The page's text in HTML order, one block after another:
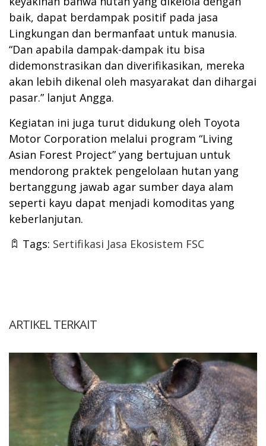
baik, dapat berdampak positif pada jasa
Lingkungan dan bermanfaat untuk manusia.
“Dan apabila dampak-dampak itu bisa
didemonstrasikan dan diverifikasikan, mereka
akan lebih dikenal oleh masyarakat dan dihargai
pasar.” lanjut Angga.
Kegiatan ini juga turut didukung oleh Toyota
Motor Corporation melalui program “Living
Asian Forest Project” yang bertujuan untuk
mendorong praktek pengelolaan hutan yang
bertanggung jawab agar sumber daya alam
seperti kayu dapat menjadi komoditas yang
keberlanjutan.
Tags: Sertifikasi Jasa Ekosistem FSC
ARTIKEL TERKAIT